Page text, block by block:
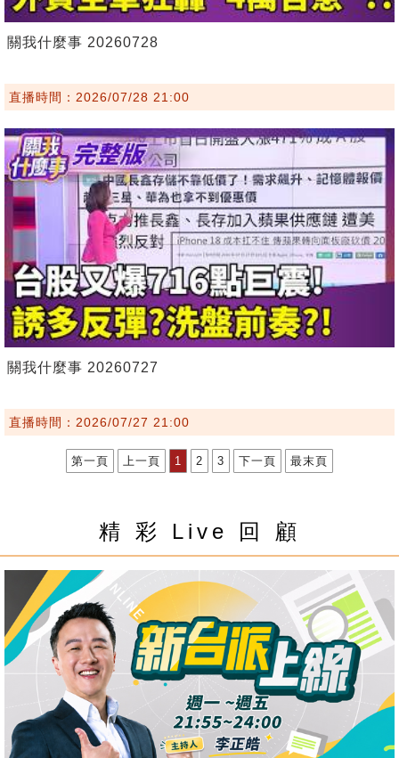
關我什麼事 20260728
直播時間：2026/07/28 21:00
關我什麼事 20260727
直播時間：2026/07/27 21:00
第一頁 上一頁 1 2 3 下一頁 最末頁
精 彩 Live 回 顧